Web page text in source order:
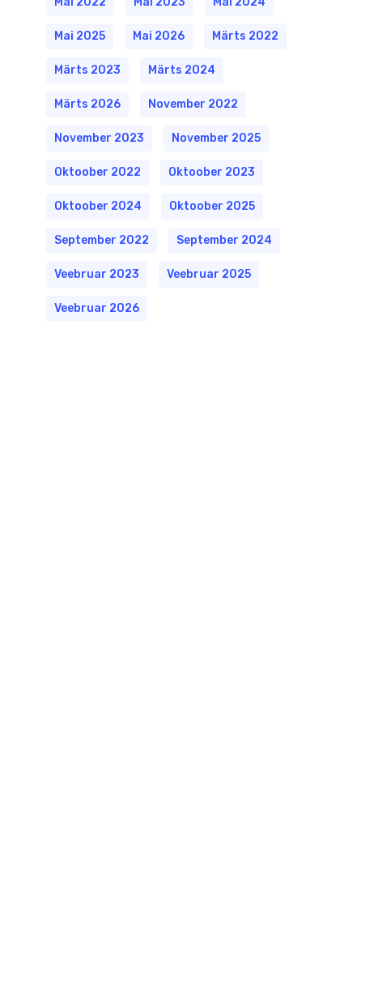
Mai 2025 Mai 2026 Märts 2022
Märts 2023 Märts 2024
Märts 2026 November 2022
November 2023 November 2025
Oktoober 2022 Oktoober 2023
Oktoober 2024 Oktoober 2025
September 2022 September 2024
Veebruar 2023 Veebruar 2025
Veebruar 2026